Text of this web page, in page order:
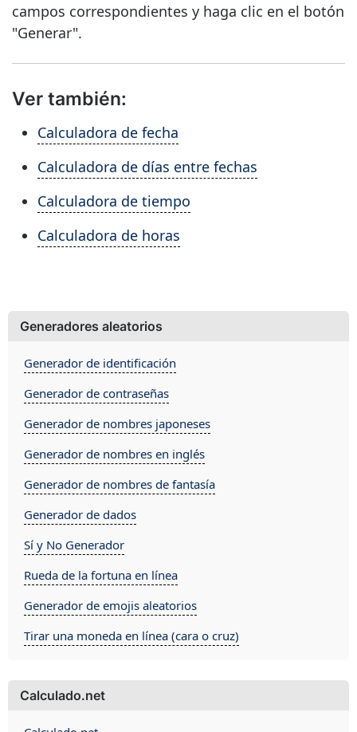
campos correspondientes y haga clic en el botón
"Generar".
Ver también:
Calculadora de fecha
Calculadora de días entre fechas
Calculadora de tiempo
Calculadora de horas
Generadores aleatorios
Generador de identificación
Generador de contraseñas
Generador de nombres japoneses
Generador de nombres en inglés
Generador de nombres de fantasía
Generador de dados
Sí y No Generador
Rueda de la fortuna en línea
Generador de emojis aleatorios
Tirar una moneda en línea (cara o cruz)
Calculado.net